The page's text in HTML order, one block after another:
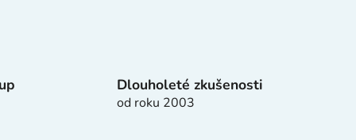
Dlouholeté zkušenosti
od roku 2003